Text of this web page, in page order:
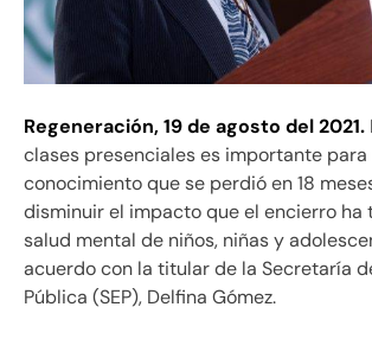
Regeneración,19 de agosto del 2021.
clases presenciales es importante
conocimiento que se perdió en 18
disminuir el impacto que el encierro ha
salud mental de niños, niñas y
acuerdo con la titular de la Secretaría
Pública (SEP), Delfina Gómez.